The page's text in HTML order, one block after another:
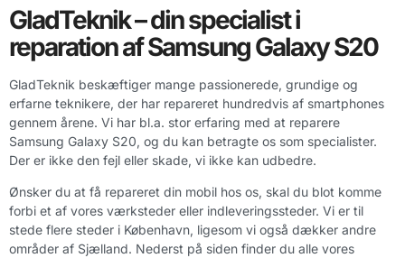
GladTeknik – din specialist i
reparation af Samsung Galaxy S20
GladTeknik beskæftiger mange passionerede, grundige og
erfarne teknikere, der har repareret hundredvis af smartphones
gennem årene. Vi har bl.a. stor erfaring med at reparere
Samsung Galaxy S20, og du kan betragte os som specialister.
Der er ikke den fejl eller skade, vi ikke kan udbedre.
Ønsker du at få repareret din mobil hos os, skal du blot komme
forbi et af vores værksteder eller indleveringssteder. Vi er til
stede flere steder i København, ligesom vi også dækker andre
områder af Sjælland. Nederst på siden finder du alle vores